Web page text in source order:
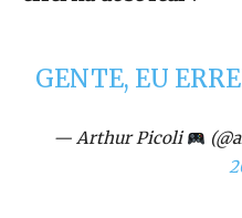
GENTE, EU
— Arthur Picoli